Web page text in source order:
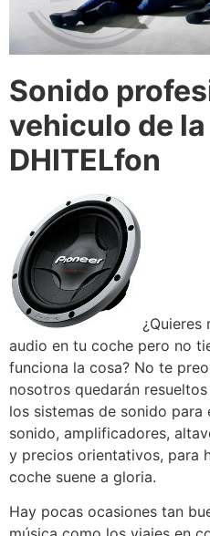
Sonido
vehiculo de
DHITELfon
¿Quieres
audio en tu coche pero no
funciona la cosa? No te
nosotros quedarán
los sistemas de sonido para
sonido, amplificadores,
y precios orientativos, para
coche suene a gloria.
Hay pocas ocasiones tan